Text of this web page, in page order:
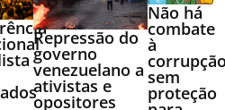
Repressão do
governo
venezuelano a
ativistas e
opositores
Não há
combate
à
sem
proteção